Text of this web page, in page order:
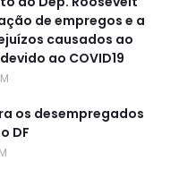
de empregos e a
causados ao
ao COVID19
os desempregados
DF